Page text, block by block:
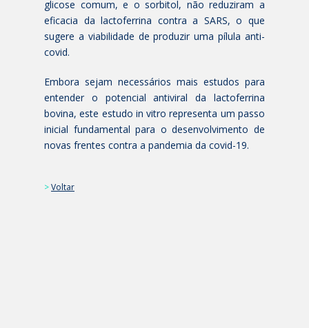
glicose comum, e o sorbitol, não reduziram a
eficacia da lactoferrina contra a SARS, o que
sugere a viabilidade de produzir uma pílula anti-
covid.
Embora sejam necessários mais estudos para
entender o potencial antiviral da lactoferrina
bovina, este estudo in vitro representa um passo
inicial fundamental para o desenvolvimento de
novas frentes contra a pandemia da covid-19.
>Voltar